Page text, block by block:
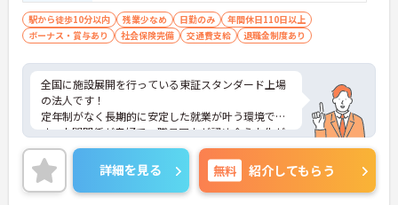
駅から徒歩10分以内 残業少なめ 日勤のみ
年間休日110日以上
ボーナス・賞与あり
社会保険完備 交通費支給 退職金制度あり
全国に施設展開を行っている東証スタンダード上場
の法人です！
定年制がなく長期的に安定した就業が叶う環境で
す。人間関係が良好で、職員同士が認め合う文化が
根付いています。
ご興味のある方には、面接対策ポイントなど、さら
に詳細をご案内しますのでお気軽にご相談くださ
い！
詳細を見る 無料 紹介してもらう